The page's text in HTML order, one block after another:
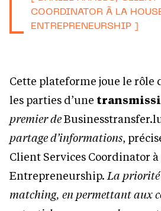
COORDINATOR À LA
ENTREPRENEURSHIP ]
Cette plateforme joue le rôle
les parties d’une
premier de
partage d’informations,
Client Services Coordinator à
Entrepreneurship.La priorité
matching, en permettant aux